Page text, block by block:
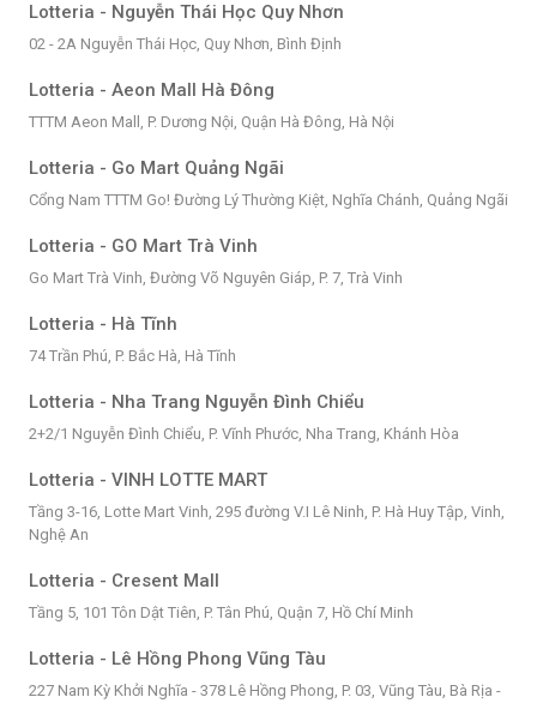
Lotteria - Nguyễn Thái Học Quy Nhơn
02 - 2A Nguyễn Thái Học, Quy Nhơn, Bình Định
Lotteria - Aeon Mall Hà Đông
TTTM Aeon Mall, P. Dương Nội, Quận Hà Đông, Hà Nội
Lotteria - Go Mart Quảng Ngãi
Cổng Nam TTTM Go! Đường Lý Thường Kiệt, Nghĩa Chánh, Quảng Ngãi
Lotteria - GO Mart Trà Vinh
Go Mart Trà Vinh, Đường Võ Nguyên Giáp, P. 7, Trà Vinh
Lotteria - Hà Tĩnh
74 Trần Phú, P. Bắc Hà, Hà Tĩnh
Lotteria - Nha Trang Nguyễn Đình Chiểu
2+2/1 Nguyễn Đình Chiểu, P. Vĩnh Phước, Nha Trang, Khánh Hòa
Lotteria - VINH LOTTE MART
Tầng 3-16, Lotte Mart Vinh, 295 đường V.I Lê Ninh, P. Hà Huy Tập, Vinh,
Nghệ An
Lotteria - Cresent Mall
Tầng 5, 101 Tôn Dật Tiên, P. Tân Phú, Quận 7, Hồ Chí Minh
Lotteria - Lê Hồng Phong Vũng Tàu
227 Nam Kỳ Khởi Nghĩa - 378 Lê Hồng Phong, P. 03, Vũng Tàu, Bà Rịa -